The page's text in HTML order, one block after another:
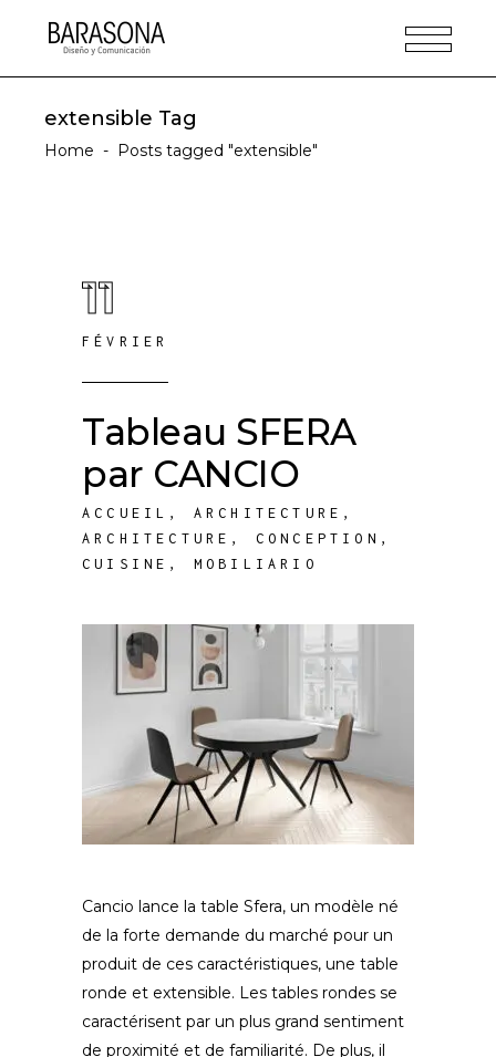
extensible Tag
Home - Posts tagged "extensible"
11
FÉVRIER
Tableau SFERA
par CANCIO
ACCUEIL , ARCHITECTURE ,
ARCHITECTURE , CONCEPTION ,
CUISINE , MOBILIARIO
Cancio lance la table Sfera, un modèle né
de la forte demande du marché pour un
produit de ces caractéristiques, une table
ronde et extensible. Les tables rondes se
caractérisent par un plus grand sentiment
de proximité et de familiarité. De plus, il